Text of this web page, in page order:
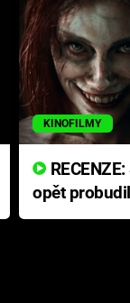
KINOFILMY
opět
přichází s